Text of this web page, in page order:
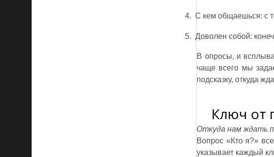
4. С кем общаешься: с
5. Доволен собой:
В опросы, и
чаще всего мы
подсказку, откуда
Ключ от
Откуда нам ждать
Вопрос «Кто я?»
указывает каждый